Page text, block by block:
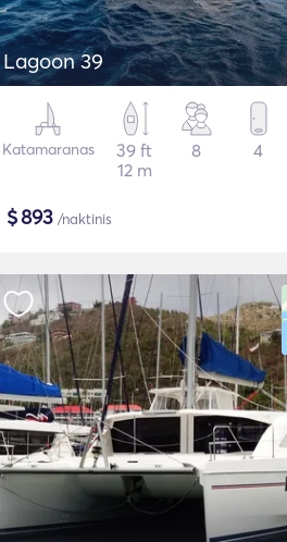
Lagoon 39
Katamaranas
39 ft
12 m
8 4
$893 /naktinis